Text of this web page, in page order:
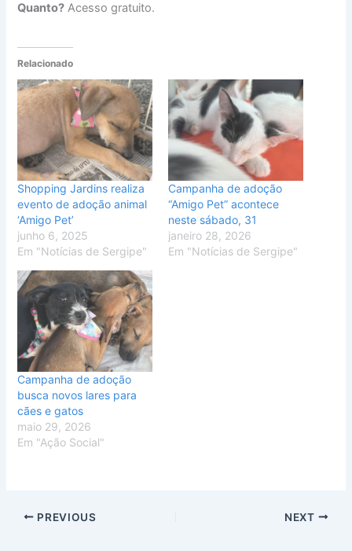
Quanto? Acesso gratuito.
Relacionado
Shopping Jardins realiza
evento de adoção animal
‘Amigo Pet’
junho 6, 2025
Em "Notícias de Sergipe"
Campanha de adoção
“Amigo Pet” acontece
neste sábado, 31
janeiro 28, 2026
Em "Notícias de Sergipe"
Campanha de adoção
busca novos lares para
cães e gatos
maio 29, 2026
Em "Ação Social"
PREVIOUS NEXT